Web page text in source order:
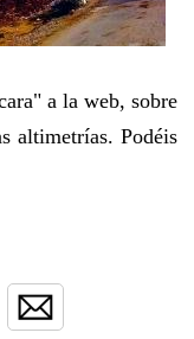
a la web, sobre
altimetrías. Podéis